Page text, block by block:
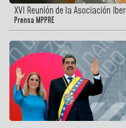
XVI Reunión de la Asociación
Prensa MPPRE